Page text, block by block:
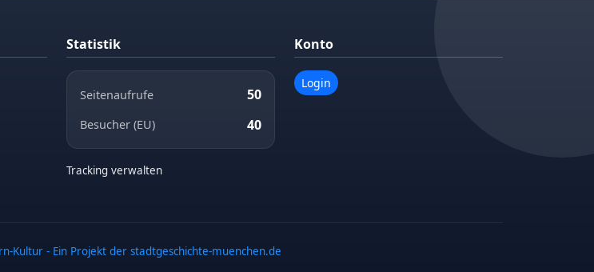
Statistik
Seitenaufrufe 50
Besucher (EU) 40
Tracking verwalten
Konto
Login
Kultur - Ein Projekt der stadtgeschichte-muenchen.de